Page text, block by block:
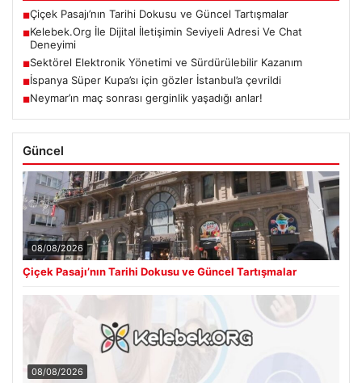
■Çiçek Pasajı’nın Tarihi Dokusu ve Güncel Tartışmalar
■Kelebek.Org İle Dijital İletişimin Seviyeli Adresi Ve Chat
Deneyimi
■Sektörel Elektronik Yönetimi ve Sürdürülebilir Kazanım
■İspanya Süper Kupa’sı için gözler İstanbul’a çevrildi
■Neymar’ın maç sonrası gerginlik yaşadığı anlar!
Güncel
08/08/2026
Çiçek Pasajı’nın Tarihi Dokusu ve Güncel Tartışmalar
08/08/2026